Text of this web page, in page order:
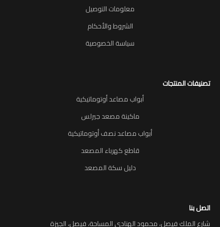
معلومات التوصيل
الشروط والأحكام
سياسة الخصوصية
تصنيفات المنتجات
أبواب مصاعد أوتوماتيكية
ماكينة مصعد جيرلس
أبواب مصاعد نصف أوتوماتيكية
قاطع كهرباء المصعد
دليل سكة المصعد
اتصل بنا
شارع الملك فيصل، محمود الهنادي المساحة، فيصل، الجيزة